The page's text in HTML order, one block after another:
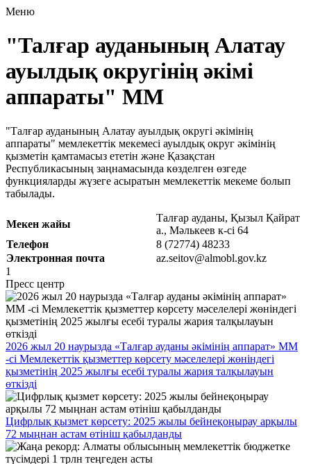
Меню
"Талғар ауданының Алатау
ауылдық округінің әкімі
аппараты" ММ
"Талғар ауданының Алатау ауылдық округі әкімінің
аппараты" мемлекеттік мекемесі ауылдық округ әкімінің
қызметін қамтамасыз ететін және Қазақстан
Республикасының заңнамасында көзделген өзгеде
функцияларды жүзеге асыратын мемлекеттік мекеме болып
табылады.
Мекен жайы
Талғар ауданы, Қызыл Қайрат
а., Мәлькеев к-сі 64
Телефон
8 (72774) 48233
Электронная почта
az.seitov@almobl.gov.kz
1
Пресс центр
2026 жыл 20 наурызда «Талғар ауданы әкімінің аппарат» ММ
-сі Мемлекеттік қызметтер көрсету мәселелері жөніндегі
қызметінің 2025 жылғы есебі туралы жария талқылауын
өткізді
Цифрлық қызмет көрсету: 2025 жылы бейнеқоңырау арқылы
72 мыңнан астам өтініш қабылданды